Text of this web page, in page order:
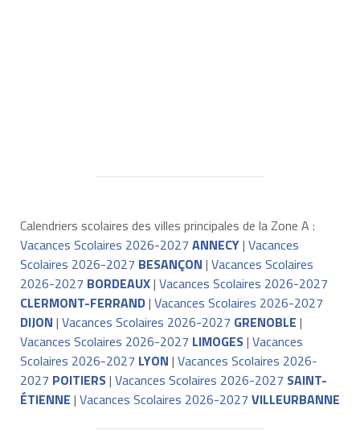
Calendriers scolaires des villes principales de la Zone A :
Vacances Scolaires 2026-2027 ANNECY| Vacances
Scolaires 2026-2027 BESANÇON | Vacances Scolaires
2026-2027 BORDEAUX| Vacances Scolaires 2026-2027
CLERMONT-FERRAND| Vacances Scolaires 2026-2027
DIJON | Vacances Scolaires 2026-2027 GRENOBLE |
Vacances Scolaires 2026-2027 LIMOGES| Vacances
Scolaires 2026-2027 LYON | Vacances Scolaires 2026-
2027 POITIERS| Vacances Scolaires 2026-2027 SAINT-
ÉTIENNE | Vacances Scolaires 2026-2027 VILLEURBANNE